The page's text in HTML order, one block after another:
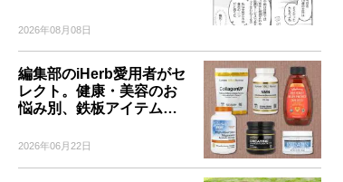
2026年08月08日
編集部のiHerb愛用者がセ
レクト。健康・美容のお
悩み別、鉄板アイテム…
2026年06月22日